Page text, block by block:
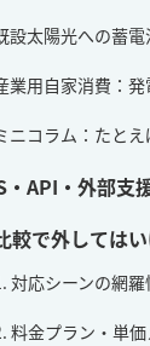
設太陽光への蓄
業用自家消費：
ニコラム：たと
・API・外部支
較で外しては
対応シーンの網羅
料金プラン・単